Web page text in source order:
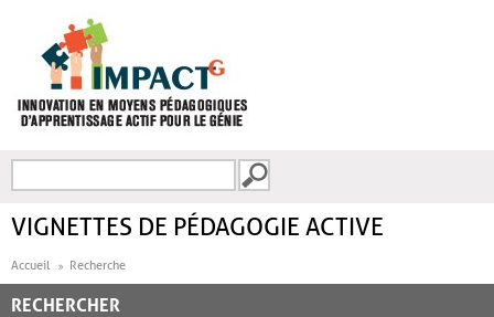
FORMULAIRE DE
VIGNETTES DE PÉDAGOGIE ACTIVE
Accueil Recherche
RECHERCHER